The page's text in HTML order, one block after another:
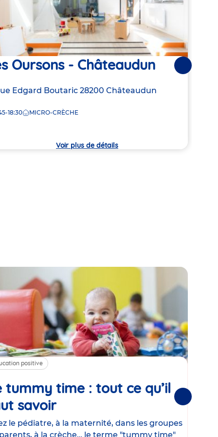
Oursons - Châteaudun
Edgard Boutaric 28200 Châteaudun
18:30 MICRO-CRÈCHE
Voir plus de détails
Suivantes
positive
tummy time : tout ce qu’il
savoirArticle
le pédiatre, à la maternité, dans les groupes
à la crèche… le terme "tummy time"
Suivantes